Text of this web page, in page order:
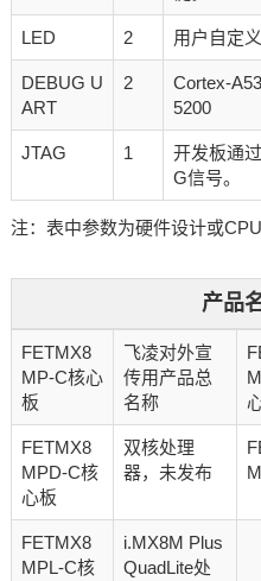
LED 2 用户自定
DEBUG U
ART
2
Cortex-
5200
JTAG 1
开发板通
G信号。
注：表中参数为硬件设计或CPU
产品
FETMX8
MP-C核心
板
飞凌对外宣
传用产品总
名称
FETMX8
MPD-C核
心板
双核处理
器，未发布
FETMX8
MPL-C核
i.MX8M Plus
QuadLite处